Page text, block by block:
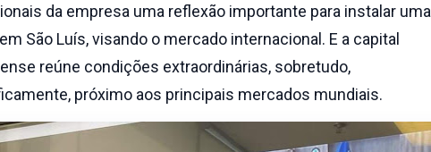
da empresa uma reflexão importante para instalar uma
São Luís, visando o mercado internacional. E a capital
reúne condições extraordinárias, sobretudo,
próximo aos principais mercados mundiais.